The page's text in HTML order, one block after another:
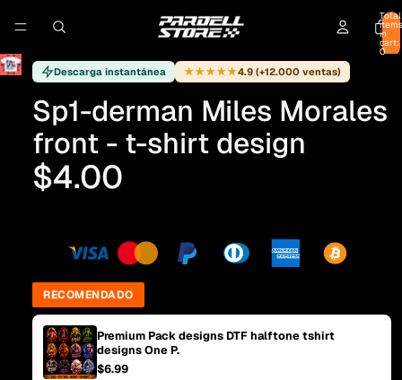
Total
items
in
cart:
0
Descarga instantánea ★★★★★4.9 (+12.000 ventas)
Sp1-derman Miles Morales
front - t-shirt design
$4.00
RECOMENDADO
Premium Pack designs DTF halftone tshirt
designs One P.
$6.99